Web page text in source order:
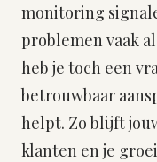
monitoring
problemen vaak
heb je toch een
betrouwbaar
helpt. Zo blijft
klanten en je